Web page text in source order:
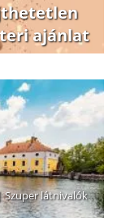
ajánlat
Szuper látnivalók